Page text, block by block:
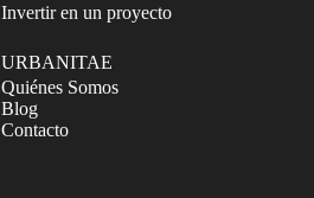
Invertir en un proyecto
URBANITAE
Quiénes Somos
Blog
Contacto